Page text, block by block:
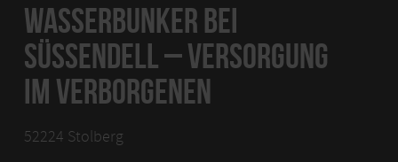
WASSERBUNKER BEI
SÜSSENDELL – VERSORGUNG
IM VERBORGENEN
52224 Stolberg